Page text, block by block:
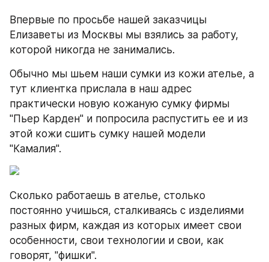
Впервые по просьбе нашей заказчицы
Елизаветы из Москвы мы взялись за работу,
которой никогда не занимались.
Обычно мы шьем наши сумки из кожи ателье, а
тут клиентка прислала в наш адрес
практически новую кожаную сумку фирмы
"Пьер Карден" и попросила распустить ее и из
этой кожи сшить сумку нашей модели
"Камалия".
Сколько работаешь в ателье, столько
постоянно учишься, сталкиваясь с изделиями
разных фирм, каждая из которых имеет свои
особенности, свои технологии и свои, как
говорят, "фишки".